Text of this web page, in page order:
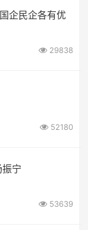
企民企各有优
29838
52180
宁
53639